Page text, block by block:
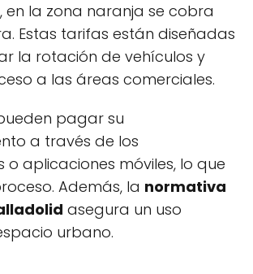
en la zona naranja se cobra
Estas tarifas están diseñadas
la rotación de vehículos y
a las áreas comerciales.
pagar su
a través de los
aplicaciones móviles, lo que
Además, la normativa
asegura un uso
urbano.